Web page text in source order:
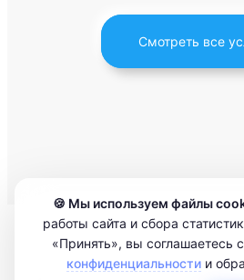
Смотреть все
🍪 Мы используем файлы
работы сайта и сбора
«Принять», вы соглашаетесь
конфиденциальностии